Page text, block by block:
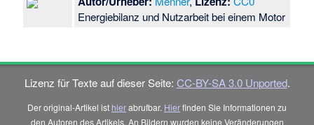
Energiebilanz und Nutzarbeit bei einem Motor
Lizenz für Texte auf dieser Seite: CC-BY-SA 3.0 Unported.
Der original-Artikel ist hierabrufbar. Hierfinden Sie Informationen zu
den Autoren des Artikels. An Bildern wurden keine Veränderungen